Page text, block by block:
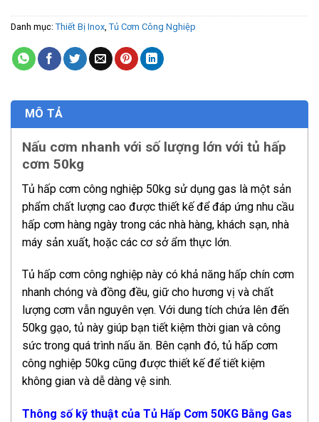
Danh mục: Thiết Bị Inox, Tủ Cơm Công Nghiệp
MÔ TẢ
Nấu cơm nhanh với số lượng lớn với tủ hấp
cơm 50kg
Tủ hấp cơm công nghiệp 50kg sử dụng gas là một sản
phẩm chất lượng cao được thiết kế để đáp ứng nhu cầu
hấp cơm hàng ngày trong các nhà hàng, khách sạn, nhà
máy sản xuất, hoặc các cơ sở ẩm thực lớn.
Tủ hấp cơm công nghiệp này có khả năng hấp chín cơm
nhanh chóng và đồng đều, giữ cho hương vị và chất
lượng cơm vẫn nguyên vẹn. Với dung tích chứa lên đến
50kg gạo, tủ này giúp bạn tiết kiệm thời gian và công
sức trong quá trình nấu ăn. Bên cạnh đó, tủ hấp cơm
công nghiệp 50kg cũng được thiết kế để tiết kiệm
không gian và dễ dàng vệ sinh.
Thông số kỹ thuật của Tủ Hấp Cơm 50KG Bằng Gas